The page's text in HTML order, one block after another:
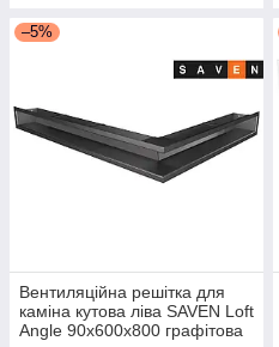
–5%
Вентиляційна решітка для
каміна кутова ліва SAVEN Loft
Angle 90х600х800 графітова